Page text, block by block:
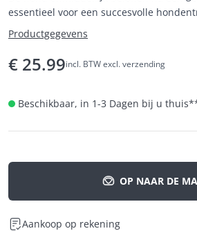
essentieel voor een succesvolle
termijn.
Productgegevens
€ 25.99incl. BTW excl. verzending
Beschikbaar, in 1-3 Dagen bij u thuis
OP NAAR DE
Aankoop op rekening